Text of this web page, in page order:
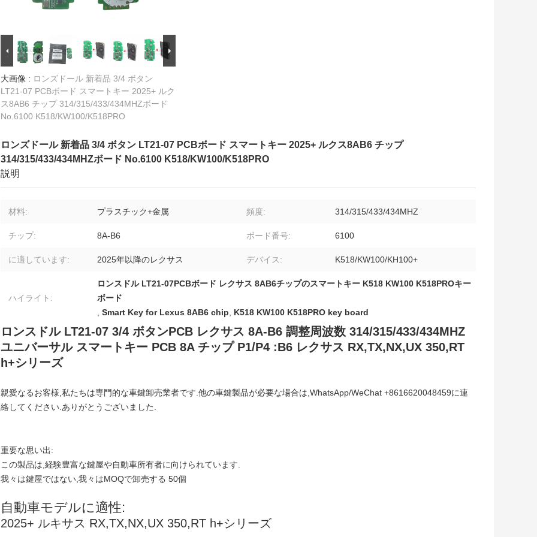
大画像 : ロンズドール 新着品 3/4 ボタン
LT21-07 PCBボード スマートキー 2025+ ルク
ス8AB6 チップ 314/315/433/434MHZボード
No.6100 K518/KW100/K518PRO
ロンズドール 新着品 3/4 ボタン LT21-07 PCBボード スマートキー 2025+ ルクス8AB6 チップ
314/315/433/434MHZボード No.6100 K518/KW100/K518PRO
説明
材料: プラスチック+金属 頻度: 314/315/433/434MHZ
チップ: 8A-B6 ボード番号: 6100
に適しています: 2025年以降のレクサス デバイス: K518/KW100/KH100+
ハイライト:
ロンスドル LT21-07PCBボード レクサス 8AB6チップのスマートキー K518 KW100 K518PROキー
ボード
, Smart Key for Lexus 8AB6 chip, K518 KW100 K518PRO key board
ロンスドル LT21-07 3/4 ボタンPCB レクサス 8A-B6 調整周波数 314/315/433/434MHZ
ユニバーサル スマートキー PCB 8A チップ P1/P4 :B6 レクサス RX,TX,NX,UX 350,RT
h+シリーズ
親愛なるお客様,私たちは専門的な車鍵卸売業者です.他の車鍵製品が必要な場合は,WhatsApp/WeChat +8616620048459に連
絡してください.ありがとうございました.
重要な思い出:
この製品は,経験豊富な鍵屋や自動車所有者に向けられています.
我々は鍵屋ではない,我々はMOQで卸売する 50個
自動車モデルに適性:
2025+ ルキサス RX,TX,NX,UX 350,RT h+シリーズ